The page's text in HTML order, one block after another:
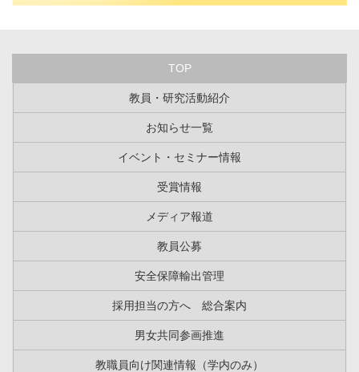
TOP
教員・研究活動紹介
お知らせ一覧
イベント・セミナー情報
受賞情報
メディア報道
教員公募
安全保障輸出管理
採用担当の方へ 総合案内
男女共同参画推進
教職員向け関連情報（学内のみ）